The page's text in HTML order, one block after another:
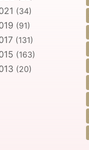
(34)
(91)
(131)
(163)
(20)